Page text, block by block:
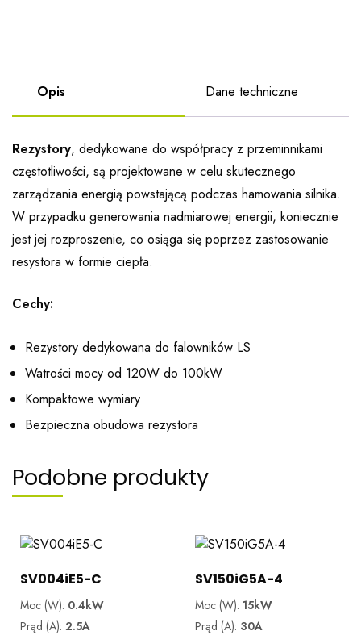
Opis Dane techniczne
Rezystory, dedykowane do współpracy z przeminnikami
częstotliwości, są projektowane w celu skutecznego
zarządzania energią powstającą podczas hamowania silnika.
W przypadku generowania nadmiarowej energii, koniecznie
jest jej rozproszenie, co osiąga się poprzez zastosowanie
resystora w formie ciepła.
Cechy:
Rezystory dedykowana do falowników LS
Watrości mocy od 120W do 100kW
Kompaktowe wymiary
Bezpieczna obudowa rezystora
Podobne produkty
SV004iE5-C
Moc (W): 0.4kW
Prąd (A): 2.5A
SV150iG5A-4
Moc (W):15kW
Prąd (A): 30A